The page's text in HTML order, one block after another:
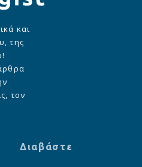
και
της
τον
Διαβάστε